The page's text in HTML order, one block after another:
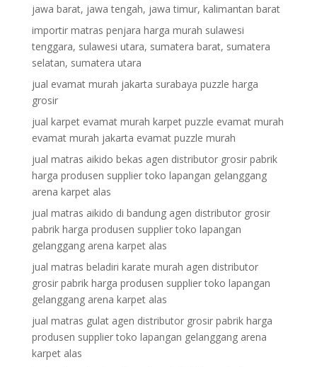
jawa barat, jawa tengah, jawa timur, kalimantan barat
importir matras penjara harga murah sulawesi
tenggara, sulawesi utara, sumatera barat, sumatera
selatan, sumatera utara
jual evamat murah jakarta surabaya puzzle harga
grosir
jual karpet evamat murah karpet puzzle evamat murah
evamat murah jakarta evamat puzzle murah
jual matras aikido bekas agen distributor grosir pabrik
harga produsen supplier toko lapangan gelanggang
arena karpet alas
jual matras aikido di bandung agen distributor grosir
pabrik harga produsen supplier toko lapangan
gelanggang arena karpet alas
jual matras beladiri karate murah agen distributor
grosir pabrik harga produsen supplier toko lapangan
gelanggang arena karpet alas
jual matras gulat agen distributor grosir pabrik harga
produsen supplier toko lapangan gelanggang arena
karpet alas